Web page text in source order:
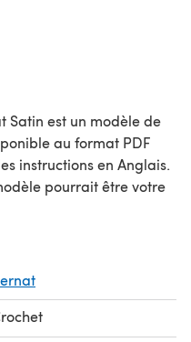
Satin est un modèle de
instructions en Anglais.
pourrait être votre